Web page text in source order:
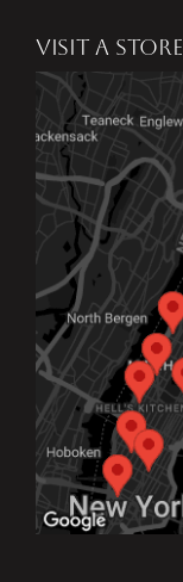
VISIT A STORE